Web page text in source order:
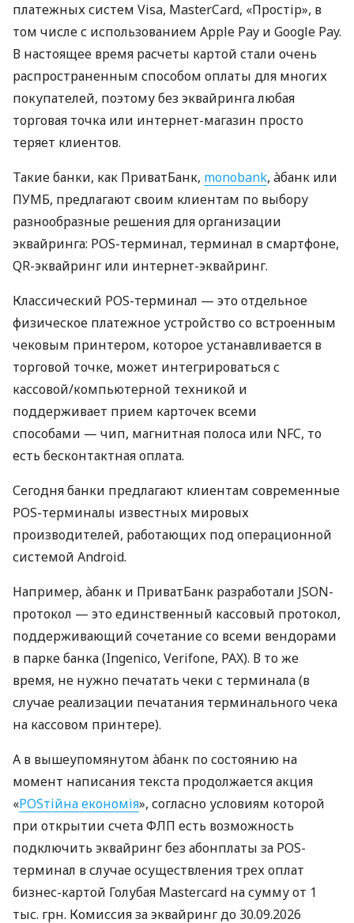
платежных систем Visa, MasterCard, «Простір», в
том числе с использованием Apple Pay и Google Pay.
В настоящее время расчеты картой стали очень
распространенным способом оплаты для многих
покупателей, поэтому без эквайринга любая
торговая точка или интернет-магазин просто
теряет клиентов.
Такие банки, как ПриватБанк, monobank, àбанк или
ПУМБ, предлагают своим клиентам по выбору
разнообразные решения для организации
эквайринга: POS-терминал, терминал в смартфоне,
QR-эквайринг или интернет-эквайринг.
Классический POS-терминал — это отдельное
физическое платежное устройство со встроенным
чековым принтером, которое устанавливается в
торговой точке, может интегрироваться с
кассовой/компьютерной техникой и
поддерживает прием карточек всеми
способами — чип, магнитная полоса или NFC, то
есть бесконтактная оплата.
Сегодня банки предлагают клиентам современные
POS-терминалы известных мировых
производителей, работающих под операционной
системой Android.
Например, àбанк и ПриватБанк разработали JSON-
протокол — это единственный кассовый протокол,
поддерживающий сочетание со всеми вендорами
в парке банка (Ingenico, Verifone, PAX). В то же
время, не нужно печатать чеки с терминала (в
случае реализации печатания терминального чека
на кассовом принтере).
А в вышеупомянутом àбанк по состоянию на
момент написания текста продолжается акция
«POSтійна економія», согласно условиям которой
при открытии счета ФЛП есть возможность
подключить эквайринг без абонплаты за POS-
терминал в случае осуществления трех оплат
бизнес-картой Голубая Mastercard на сумму от 1
тыс. грн. Комиссия за эквайринг до 30.09.2026